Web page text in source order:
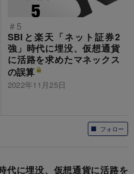
＃5
SBIと楽天「ネット証券2
強」時代に埋没、仮想通貨
に活路を求めたマネックス
の誤算
2022年11月25日
フォロー
代に埋没、仮想通貨に活路を